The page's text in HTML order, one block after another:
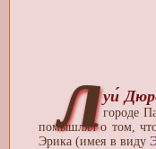
луи́
городе
помышлял о том,
Эрика (имея в виду